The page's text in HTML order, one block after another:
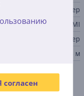
согласен
штекер
HDMI
штекер
1,5 м